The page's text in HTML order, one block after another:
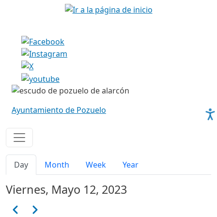
Pasar al contenido principal
Imagen
Imagen
Ayuntamiento de Pozuelo
Solapas principales
Day Month Week Year
Viernes, Mayo 12, 2023
Paginación
AnteriorSiguiente